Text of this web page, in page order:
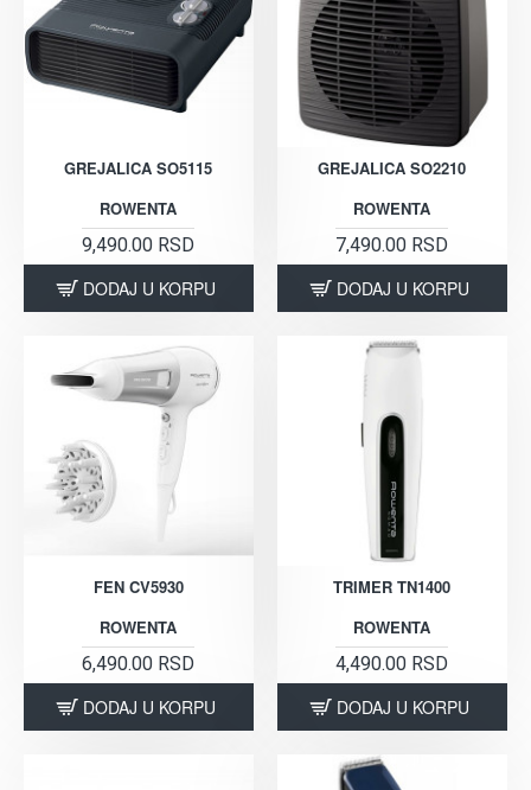
GREJALICA SO5115
ROWENTA
9,490.00 RSD
DODAJ U KORPU
GREJALICA SO2210
ROWENTA
7,490.00 RSD
DODAJ U KORPU
FEN CV5930
ROWENTA
6,490.00 RSD
DODAJ U KORPU
TRIMER TN1400
ROWENTA
4,490.00 RSD
DODAJ U KORPU